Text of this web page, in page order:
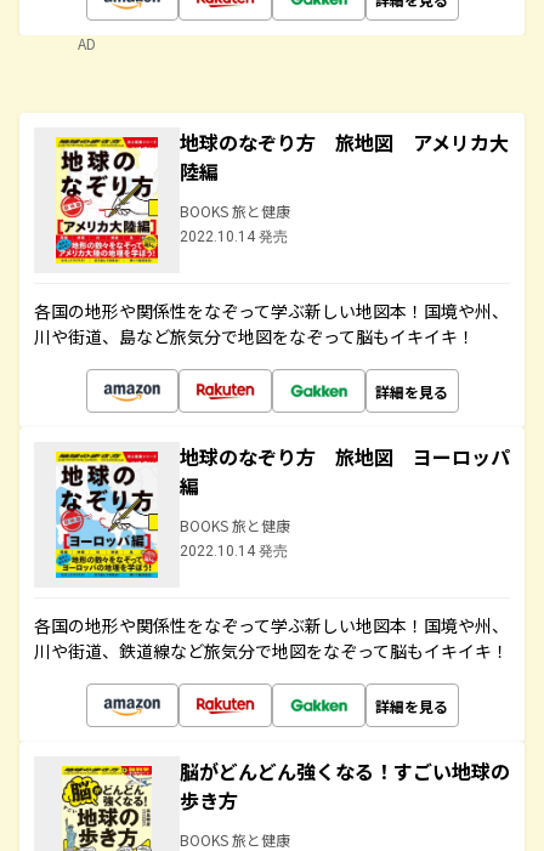
AD
地球のなぞり方 旅地図 アメリカ大
陸編
BOOKS 旅と健康
2022.10.14 発売
各国の地形や関係性をなぞって学ぶ新しい地図本！国境や州、
川や街道、島など旅気分で地図をなぞって脳もイキイキ！
詳細を見る
地球のなぞり方 旅地図 ヨーロッパ
編
BOOKS 旅と健康
2022.10.14 発売
各国の地形や関係性をなぞって学ぶ新しい地図本！国境や州、
川や街道、鉄道線など旅気分で地図をなぞって脳もイキイキ！
詳細を見る
脳がどんどん強くなる！すごい地球の
歩き方
BOOKS 旅と健康